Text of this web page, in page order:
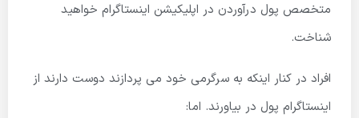
متخصص پول درآوردن در اپلیکیشن اینستاگرام خواهید
شناخت.
افراد در کنار اینکه به سرگرمی خود می پردازند دوست دارند از
اینستاگرام پول در بیاورند. اما: